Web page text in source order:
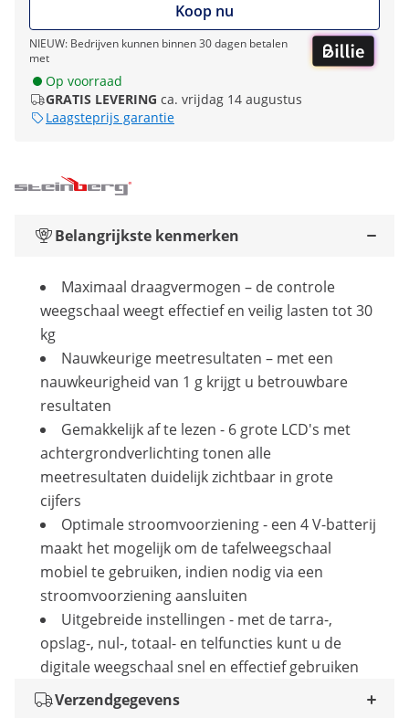
Koop nu
NIEUW: Bedrijven kunnen binnen 30 dagen betalen
met
Op voorraad
GRATIS LEVERING ca. vrijdag 14 augustus
Laagsteprijs garantie
Belangrijkste kenmerken
Maximaal draagvermogen – de controle
weegschaal weegt effectief en veilig lasten tot 30
kg
Nauwkeurige meetresultaten – met een
nauwkeurigheid van 1 g krijgt u betrouwbare
resultaten
Gemakkelijk af te lezen - 6 grote LCD's met
achtergrondverlichting tonen alle
meetresultaten duidelijk zichtbaar in grote
cijfers
Optimale stroomvoorziening - een 4 V-batterij
maakt het mogelijk om de tafelweegschaal
mobiel te gebruiken, indien nodig via een
stroomvoorziening aansluiten
Uitgebreide instellingen - met de tarra-,
opslag-, nul-, totaal- en telfuncties kunt u de
digitale weegschaal snel en effectief gebruiken
Verzendgegevens